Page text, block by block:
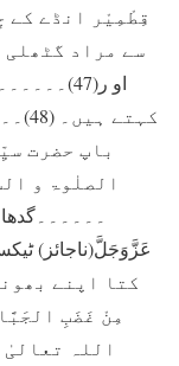
او
باپ حضرت
کتا اپنے
مِنْ غَضَبِ